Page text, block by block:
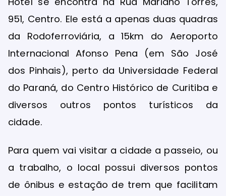
951, Centro. Ele está a apenas duas quadras
da Rodoferroviária, a 15km do Aeroporto
Internacional Afonso Pena (em São José
dos Pinhais), perto da Universidade Federal
do Paraná, do Centro Histórico de Curitiba e
diversos outros pontos turísticos da
cidade.
Para quem vai visitar a cidade a passeio, ou
a trabalho, o local possui diversos pontos
de ônibus e estação de trem que facilitam